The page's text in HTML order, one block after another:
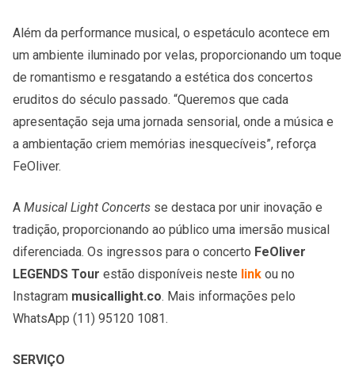
Além da performance musical, o espetáculo acontece em
um ambiente iluminado por velas, proporcionando um toque
de romantismo e resgatando a estética dos concertos
eruditos do século passado. “Queremos que cada
apresentação seja uma jornada sensorial, onde a música e
a ambientação criem memórias inesquecíveis”, reforça
FeOliver.
A Musical Light Concerts se destaca por unir inovação e
tradição, proporcionando ao público uma imersão musical
diferenciada. Os ingressos para o concerto FeOliver
LEGENDS Tour estão disponíveis neste link ou no
Instagram musicallight.co. Mais informações pelo
WhatsApp (11) 95120 1081.
SERVIÇO